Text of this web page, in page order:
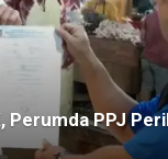
Perumda PPJ